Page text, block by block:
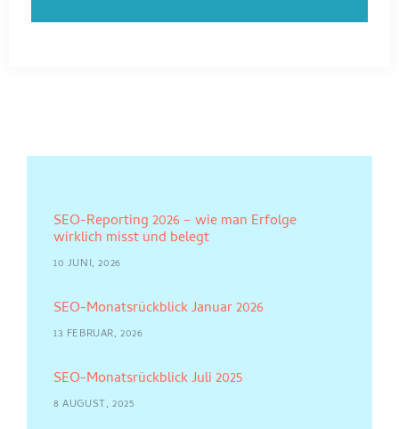
SEO-Reporting 2026 – wie man Erfolge
wirklich misst und belegt
10 JUNI, 2026
SEO-Monatsrückblick Januar 2026
13 FEBRUAR, 2026
SEO-Monatsrückblick Juli 2025
8 AUGUST, 2025